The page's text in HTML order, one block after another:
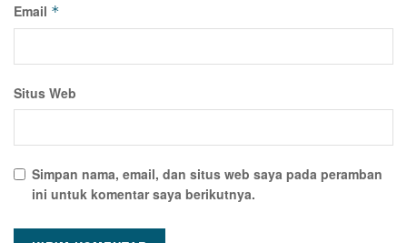
Email *
Situs Web
Simpan nama, email, dan situs web saya pada peramban
ini untuk komentar saya berikutnya.